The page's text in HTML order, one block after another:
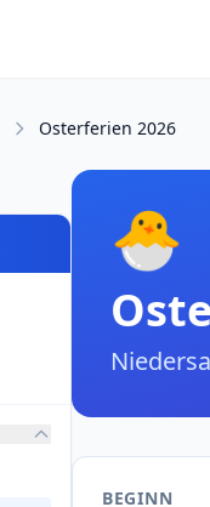
Osterferien 2026
🐣
BEGINN